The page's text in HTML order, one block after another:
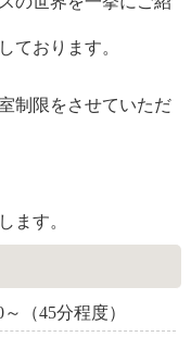
ております。
制限をさせていただ
ます。
～（45分程度）